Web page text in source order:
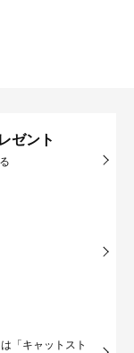
ゼント
「キャットスト